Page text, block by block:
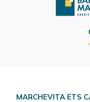
MARCHEVITA ETS